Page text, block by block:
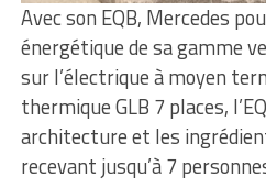
Avec son EQB, Mercedes
énergétique de sa gamme
sur l’électrique à moyen
thermique GLB 7 places,
architecture et les
recevant jusqu’à 7